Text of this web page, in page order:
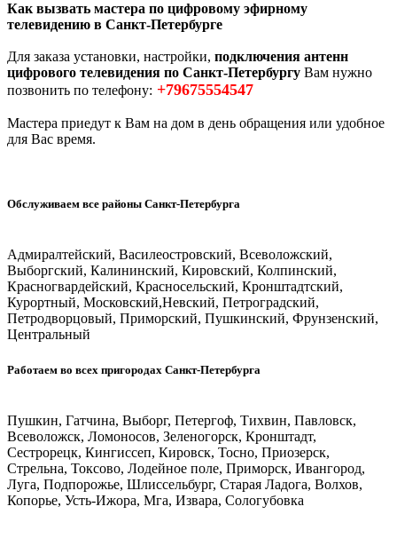
Как вызвать мастера по цифровому эфирному
телевидению в Санкт-Петербурге
Для заказа установки, настройки, подключения антенн
цифрового телевидения по Санкт-Петербургу Вам нужно
позвонить по телефону: +79675554547
Мастера приедут к Вам на дом в день обращения или удобное
для Вас время.
Обслуживаем все районы Санкт-Петербурга
Адмиралтейский, Василеостровский, Всеволожский,
Выборгский, Калининский, Кировский, Колпинский,
Красногвардейский, Красносельский, Кронштадтский,
Курортный, Московский,Невский, Петроградский,
Петродворцовый, Приморский, Пушкинский, Фрунзенский,
Центральный
Работаем во всех пригородах Санкт-Петербурга
Пушкин, Гатчина, Выборг, Петергоф, Тихвин, Павловск,
Всеволожск, Ломоносов, Зеленогорск, Кронштадт,
Сестрорецк, Кингиссеп, Кировск, Тосно, Приозерск,
Стрельна, Токсово, Лодейное поле, Приморск, Ивангород,
Луга, Подпорожье, Шлиссельбург, Старая Ладога, Волхов,
Копорье, Усть-Ижора, Мга, Извара, Сологубовка